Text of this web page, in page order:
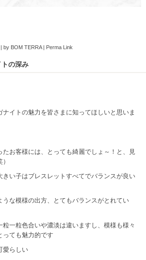
| by BOM TERRA| Perma Link
の深み
イトの魅力を皆さまに知ってほしいと思いま
お客様には、とっても綺麗でしょ～！と、見
きい子はブレスレットすべてでバランスが良い
うな模様の出方、とてもバランスがとれてい
一粒色合いや濃淡は違いますし、模様も様々
っても魅力的です
愛らしい